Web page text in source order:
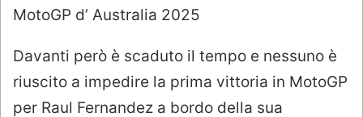
MotoGP d’ Australia 2025
Davanti però è scaduto il tempo e nessuno è
riuscito a impedire la prima vittoria in MotoGP
per Raul Fernandez a bordo della sua